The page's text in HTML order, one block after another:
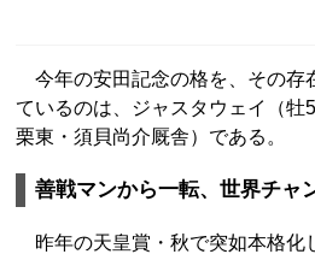
今年の安田記念の格を、その存
ているのは、ジャスタウェイ（牡
栗東・須貝尚介厩舎）である。
善戦マンから一転、世界チャ
昨年の天皇賞・秋で突如本格化